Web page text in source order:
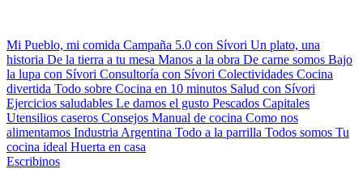
Mi Pueblo, mi comida Campaña 5.0 con Sívori Un plato, una
historia De la tierra a tu mesa Manos a la obra De carne somos Bajo
la lupa con Sívori Consultoría con Sívori Colectividades Cocina
divertida Todo sobre Cocina en 10 minutos Salud con Sívori
Ejercicios saludables Le damos el gusto Pescados Capitales
Utensilios caseros Consejos Manual de cocina Como nos
alimentamos Industria Argentina Todo a la parrilla Todos somos Tu
cocina ideal Huerta en casa
Escribinos